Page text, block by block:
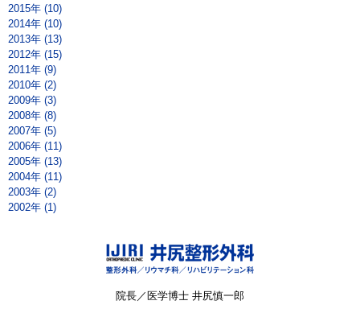
2015年 (10)
2014年 (10)
2013年 (13)
2012年 (15)
2011年 (9)
2010年 (2)
2009年 (3)
2008年 (8)
2007年 (5)
2006年 (11)
2005年 (13)
2004年 (11)
2003年 (2)
2002年 (1)
院長／医学博士 井尻慎一郎